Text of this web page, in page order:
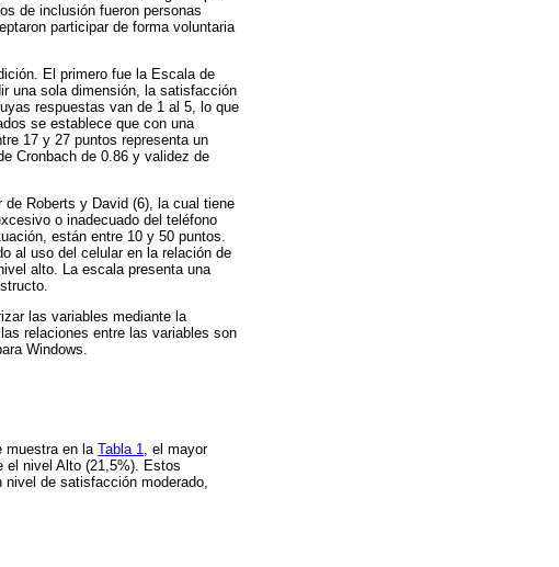
de inclusión fueron personas
participar de forma voluntaria
El primero fue la Escala de
una sola dimensión, la satisfacción
respuestas van de 1 al 5, lo que
se establece que con una
17 y 27 puntos representa un
Cronbach de 0.86 y validez de
Roberts y David (6), la cual tiene
o inadecuado del teléfono
están entre 10 y 50 puntos.
al uso del celular en la relación de
alto. La escala presenta una
las variables mediante la
relaciones entre las variables son
Windows.
muestra en la Tabla 1
, el mayor
el nivel Alto (21,5%). Estos
de satisfacción moderado,